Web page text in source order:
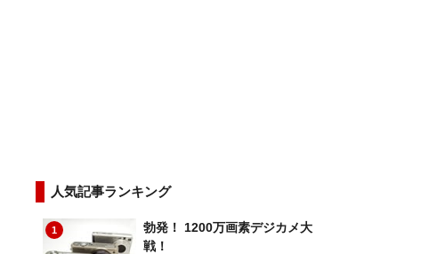
人気記事ランキング
1
勃発！ 1200万画素デジカメ大
戦！